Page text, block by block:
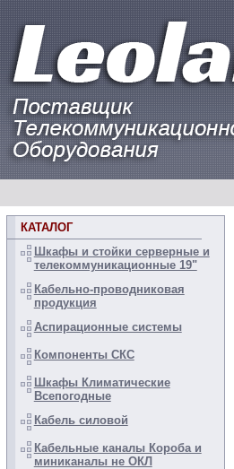
КАТАЛОГ
Шкафы и стойки серверные и
телекоммуникационные 19"
Кабельно-проводниковая
продукция
Аспирационные системы
Компоненты СКС
Шкафы Климатические
Всепогодные
Кабель силовой
Кабельные каналы Короба и
миниканалы не ОКЛ